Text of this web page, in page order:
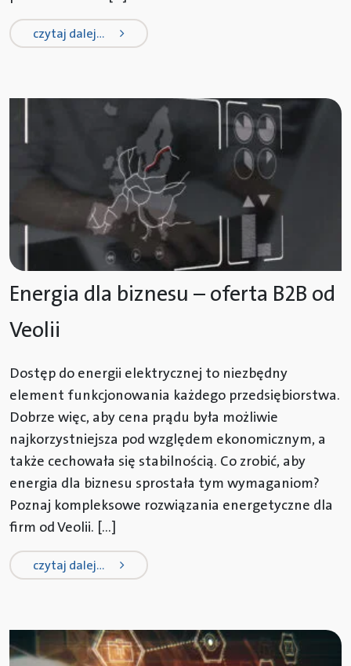
czytaj dalej…from energia elektryczna dla
Energia dla biznesu – oferta B2B od
Veolii
Dostęp do energii elektrycznej to niezbędny
element funkcjonowania każdego przedsiębiorstwa.
Dobrze więc, aby cena prądu była możliwie
najkorzystniejsza pod względem ekonomicznym, a
także cechowała się stabilnością. Co zrobić, aby
energia dla biznesu sprostała tym wymaganiom?
Poznaj kompleksowe rozwiązania energetyczne dla
firm od Veolii. […]
czytaj dalej…from energia dla biznesu – oferta